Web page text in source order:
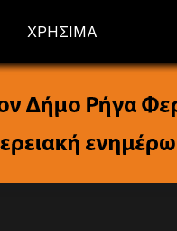
ΧΡΗΣΙΜΑ